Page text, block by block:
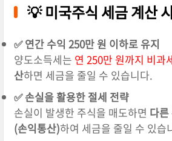
💡 미국주식 세금 계산
✅ 연간 수익 250만 원 이하로 유지
양도소득세는 연 250만 원까지 비과
산하면 세금을 줄일 수 있습니다.
✅ 손실을 활용한 절세 전략
손실이 발생한 주식을 매도하면 다
(손익통산)하여 세금을 줄일 수 있습